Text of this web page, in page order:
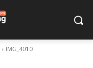
IMG_4010